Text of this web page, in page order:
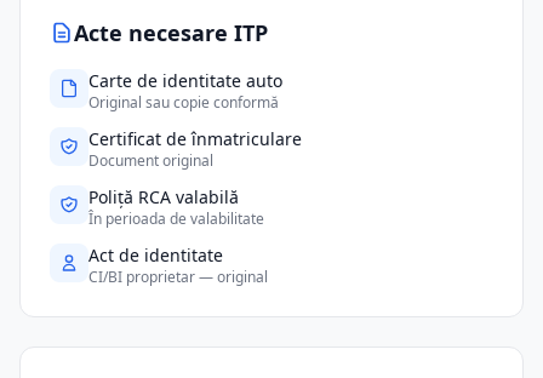
Acte necesare ITP
Carte de identitate auto
Original sau copie conformă
Certificat de înmatriculare
Document original
Poliță RCA valabilă
În perioada de valabilitate
Act de identitate
CI/BI proprietar — original